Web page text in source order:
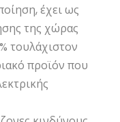
έχει ως
της χώρας
τουλάχιστον
προϊόν που